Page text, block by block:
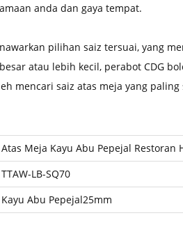
anda dan gaya tempat.
pilihan saiz tersuai, yang
atau lebih kecil, perabot CDG
mencari saiz atas meja yang
Atas Meja Kayu Abu Pepejal Restoran
TTAW-LB-SQ70
Kayu Abu Pepejal25mm